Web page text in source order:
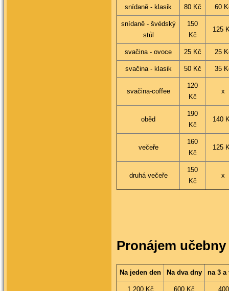
snídaně - klasik 80 Kč 60
snídaně - švédský
stůl
150
Kč
125
svačina - ovoce 25 Kč 25
svačina - klasik 50 Kč 35
svačina-coffee
120
Kč
x
oběd
190
Kč
140
večeře
160
Kč
125
druhá večeře
150
Kč
x
Pronájem
Na jeden den Na dva dny na 3
1 200 Kč 600 Kč